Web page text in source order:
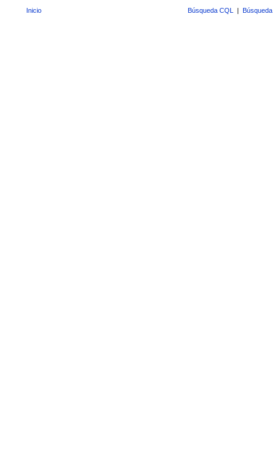
Inicio Búsqueda CQL